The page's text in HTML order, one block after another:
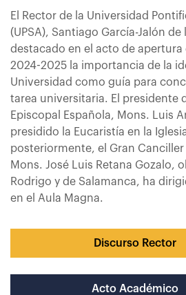
El Rector de la Universidad
(UPSA), Santiago García-Jalón de
destacado en el acto de
2024-2025 la importancia de la
Universidad como guía para
tarea universitaria. El presidente
Episcopal Española, Mons. Luis
presidido la Eucaristía en la
posteriormente, el Gran
Mons. José Luis Retana Gozalo,
Rodrigo y de Salamanca, ha
en el Aula Magna.
Discurso Rector
Acto Académico